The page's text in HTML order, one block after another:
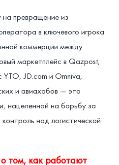
на превращение из
в ключевого игрока
коммерции между
маркетплейс в Qazpost,
YTO, JD.com и Omniva,
и авиахабов — это
нацеленной на борьбу за
над логистической
том, как работают